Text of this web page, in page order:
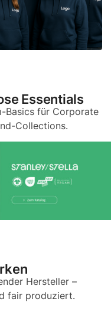
Essentials
Basics für Corporate
Collections.
Hersteller –
fair produziert.